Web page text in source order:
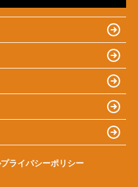
プライバシーポリシー